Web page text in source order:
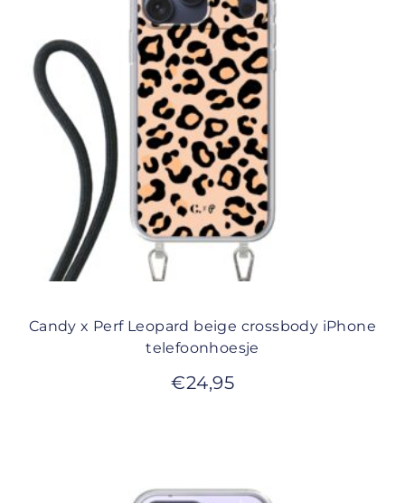
Candy x Perf Leopard beige crossbody iPhone
telefoonhoesje
€24,95